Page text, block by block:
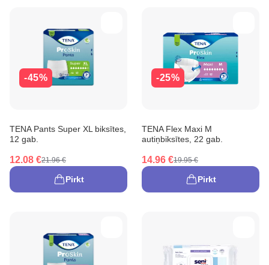
-45%
TENA Pants Super XL biksītes,
12 gab.
12.08 €21.96 €
Pirkt
-25%
TENA Flex Maxi M
autiņbiksītes, 22 gab.
14.96 €19.95 €
Pirkt